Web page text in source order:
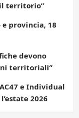
territorio”
provincia, 18
devono
territoriali”
e Individual
2026